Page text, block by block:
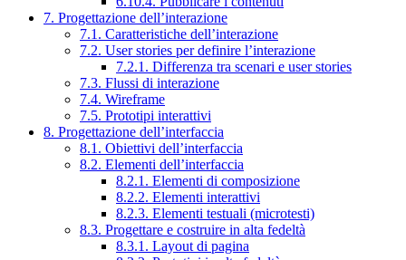
7. Progettazione dell’interazione
7.1. Caratteristiche dell’interazione
7.2. User stories per definire l’interazione
7.2.1. Differenza tra scenari e user stories
7.3. Flussi di interazione
7.4. Wireframe
7.5. Prototipi interattivi
8. Progettazione dell’interfaccia
8.1. Obiettivi dell’interfaccia
8.2. Elementi dell’interfaccia
8.2.1. Elementi di composizione
8.2.2. Elementi interattivi
8.2.3. Elementi testuali (microtesti)
8.3. Progettare e costruire in alta fedeltà
8.3.1. Layout di pagina